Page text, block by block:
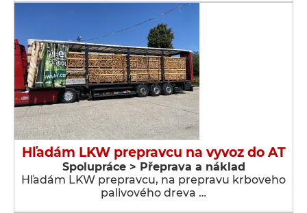
Hľadám LKW prepravcu na vyvoz do AT
Spolupráce > Přeprava a náklad
Hľadám LKW prepravcu, na prepravu krboveho
palivového dreva …